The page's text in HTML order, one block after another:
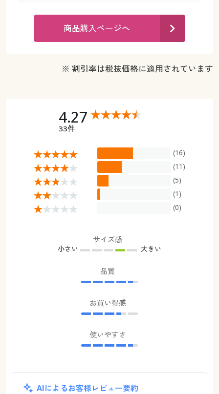
よくある質問とお問い合わせ
よくある質問とお問い合わせ
商品購入ページへ
※ 割引率は税抜価格に適用されています
4.27
33件
(16)
(11)
(5)
(1)
(0)
サイズ感
小さい 大きい
品質
お買い得感
使いやすさ
AIによるお客様レビュー要約